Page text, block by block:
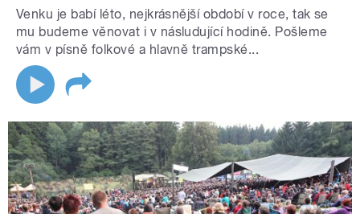
Venku je babí léto, nejkrásnější období v roce, tak se
mu budeme věnovat i v násludující hodině. Pošleme
vám v písně folkové a hlavně trampské...